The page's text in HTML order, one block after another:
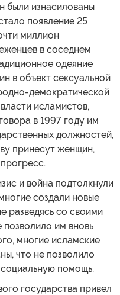
были изнасилованы
появление 25
миллион
в соседнем
одеяние
в объект сексуальной
демократической
исламистов,
в 1997 году им
должностей,
принесут женщин,
и война подтолкнули
создали новые
разведясь со своими
им вновь
многие исламские
что не позволило
помощь.
государства привел